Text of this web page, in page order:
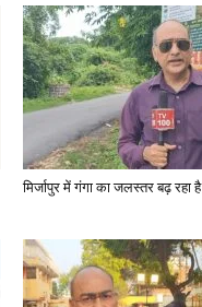
मिर्जापुर में गंगा का जलस्तर बढ़ रहा है